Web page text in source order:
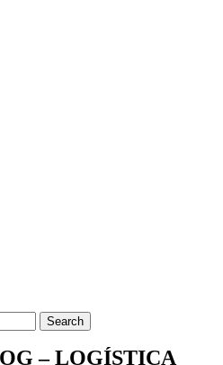
Search
– LOGÍSTICA